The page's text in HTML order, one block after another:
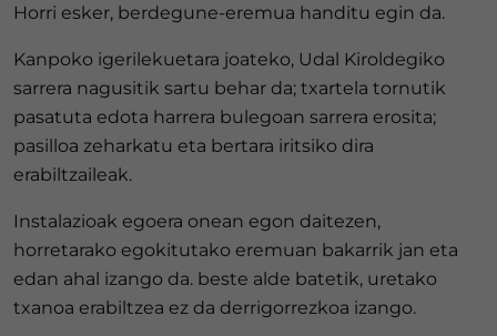
Horri esker, berdegune-eremua handitu egin da.
Kanpoko igerilekuetara joateko, Udal Kiroldegiko
sarrera nagusitik sartu behar da; txartela tornutik
pasatuta edota harrera bulegoan sarrera erosita;
pasilloa zeharkatu eta bertara iritsiko dira
erabiltzaileak.
Instalazioak egoera onean egon daitezen,
horretarako egokitutako eremuan bakarrik jan eta
edan ahal izango da. beste alde batetik, uretako
txanoa erabiltzea ez da derrigorrezkoa izango.